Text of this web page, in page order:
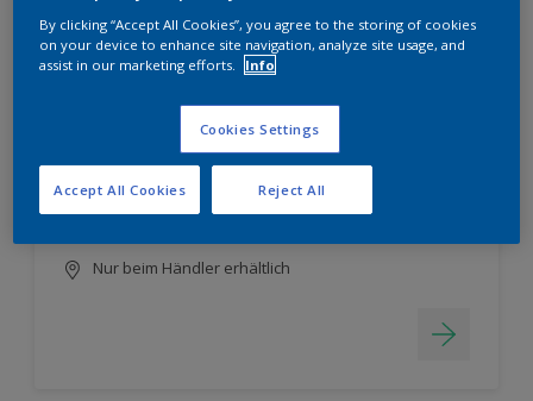
tönbar auf der Mischmaschine
hohe Ergiebigkeit
hohe Deckkraft
Nur beim Händler erhältlich
By clicking “Accept All Cookies”, you agree to the storing of cookies
on your device to enhance site navigation, analyze site usage, and
assist in our marketing efforts.
Info
Cookies Settings
Reject All
Accept All Cookies